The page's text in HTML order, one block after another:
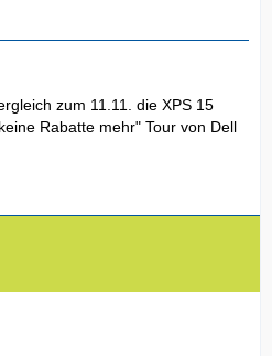
zum 11.11. die XPS 15
Rabatte mehr" Tour von Dell